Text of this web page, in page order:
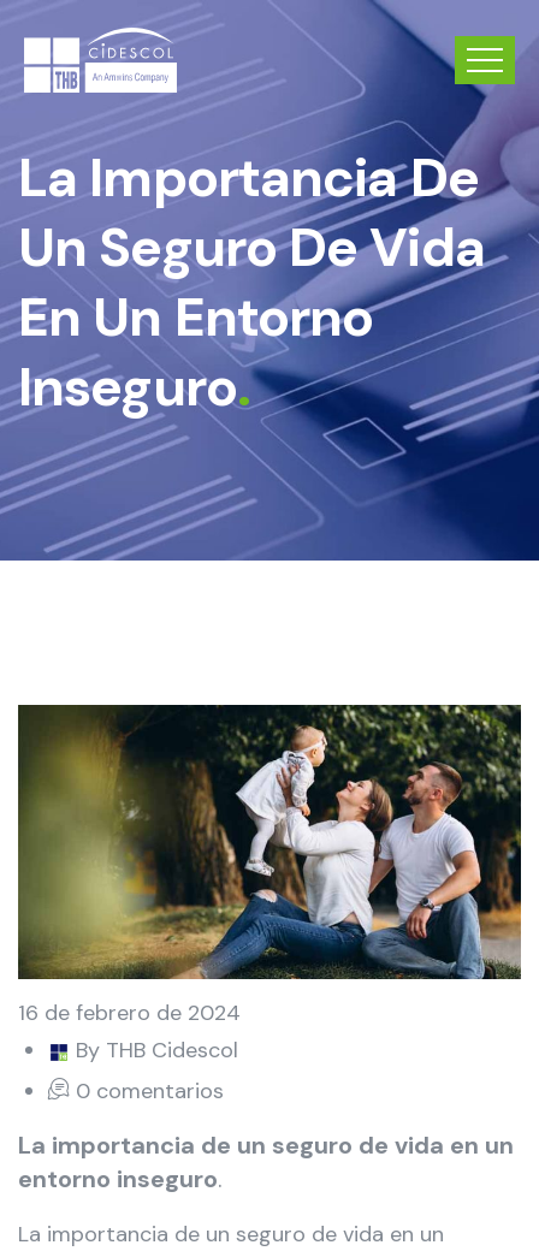
La Importancia De
Un Seguro De Vida
En Un Entorno
Inseguro.
16 de febrero de 2024
By THB Cidescol
0 comentarios
La importancia de un seguro de vida en un
entorno inseguro.
La importancia de un seguro de vida en un